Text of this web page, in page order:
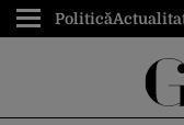
Politică